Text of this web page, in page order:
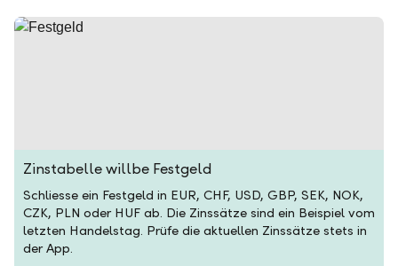
Zinstabelle willbe Festgeld
Schliesse ein Festgeld in EUR, CHF, USD, GBP, SEK, NOK,
CZK, PLN oder HUF ab. Die Zinssätze sind ein Beispiel vom
letzten Handelstag. Prüfe die aktuellen Zinssätze stets in
der App.